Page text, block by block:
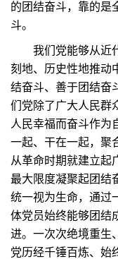
的团结奋斗，靠的是
斗。
我们党能够从近代
刻地、历史性地推动
结奋斗、善于团结奋
们党除了广大人民群
人民幸福而奋斗作为
一起、干在一起，聚
从革命时期就建立起
最大限度凝聚起团结
统一视为生命，通过
体党员始终能够团结
进。一次次绝境重生
党历经千锤百炼、始